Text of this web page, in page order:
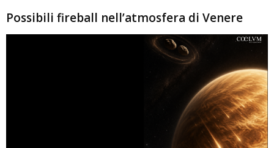
Possibili fireball nell’atmosfera di Venere